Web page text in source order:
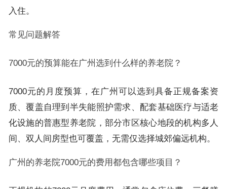
入住。
常见问题解答
7000元的预算能在广州选到什么样的养老院？
7000元的月度预算，在广州可以选到具备正规备案资
质、覆盖自理到半失能照护需求、配套基础医疗与适老
化设施的普惠型养老院，部分市区核心地段的机构多人
间、双人间房型也可覆盖，无需仅选择城郊偏远机构。
广州的养老院7000元的费用都包含哪些项目？